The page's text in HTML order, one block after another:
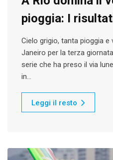
pioggia: I
Cielo grigio, tanta pioggia e
Janeiro per la terza
serie che ha preso il via
in…
Leggi il resto